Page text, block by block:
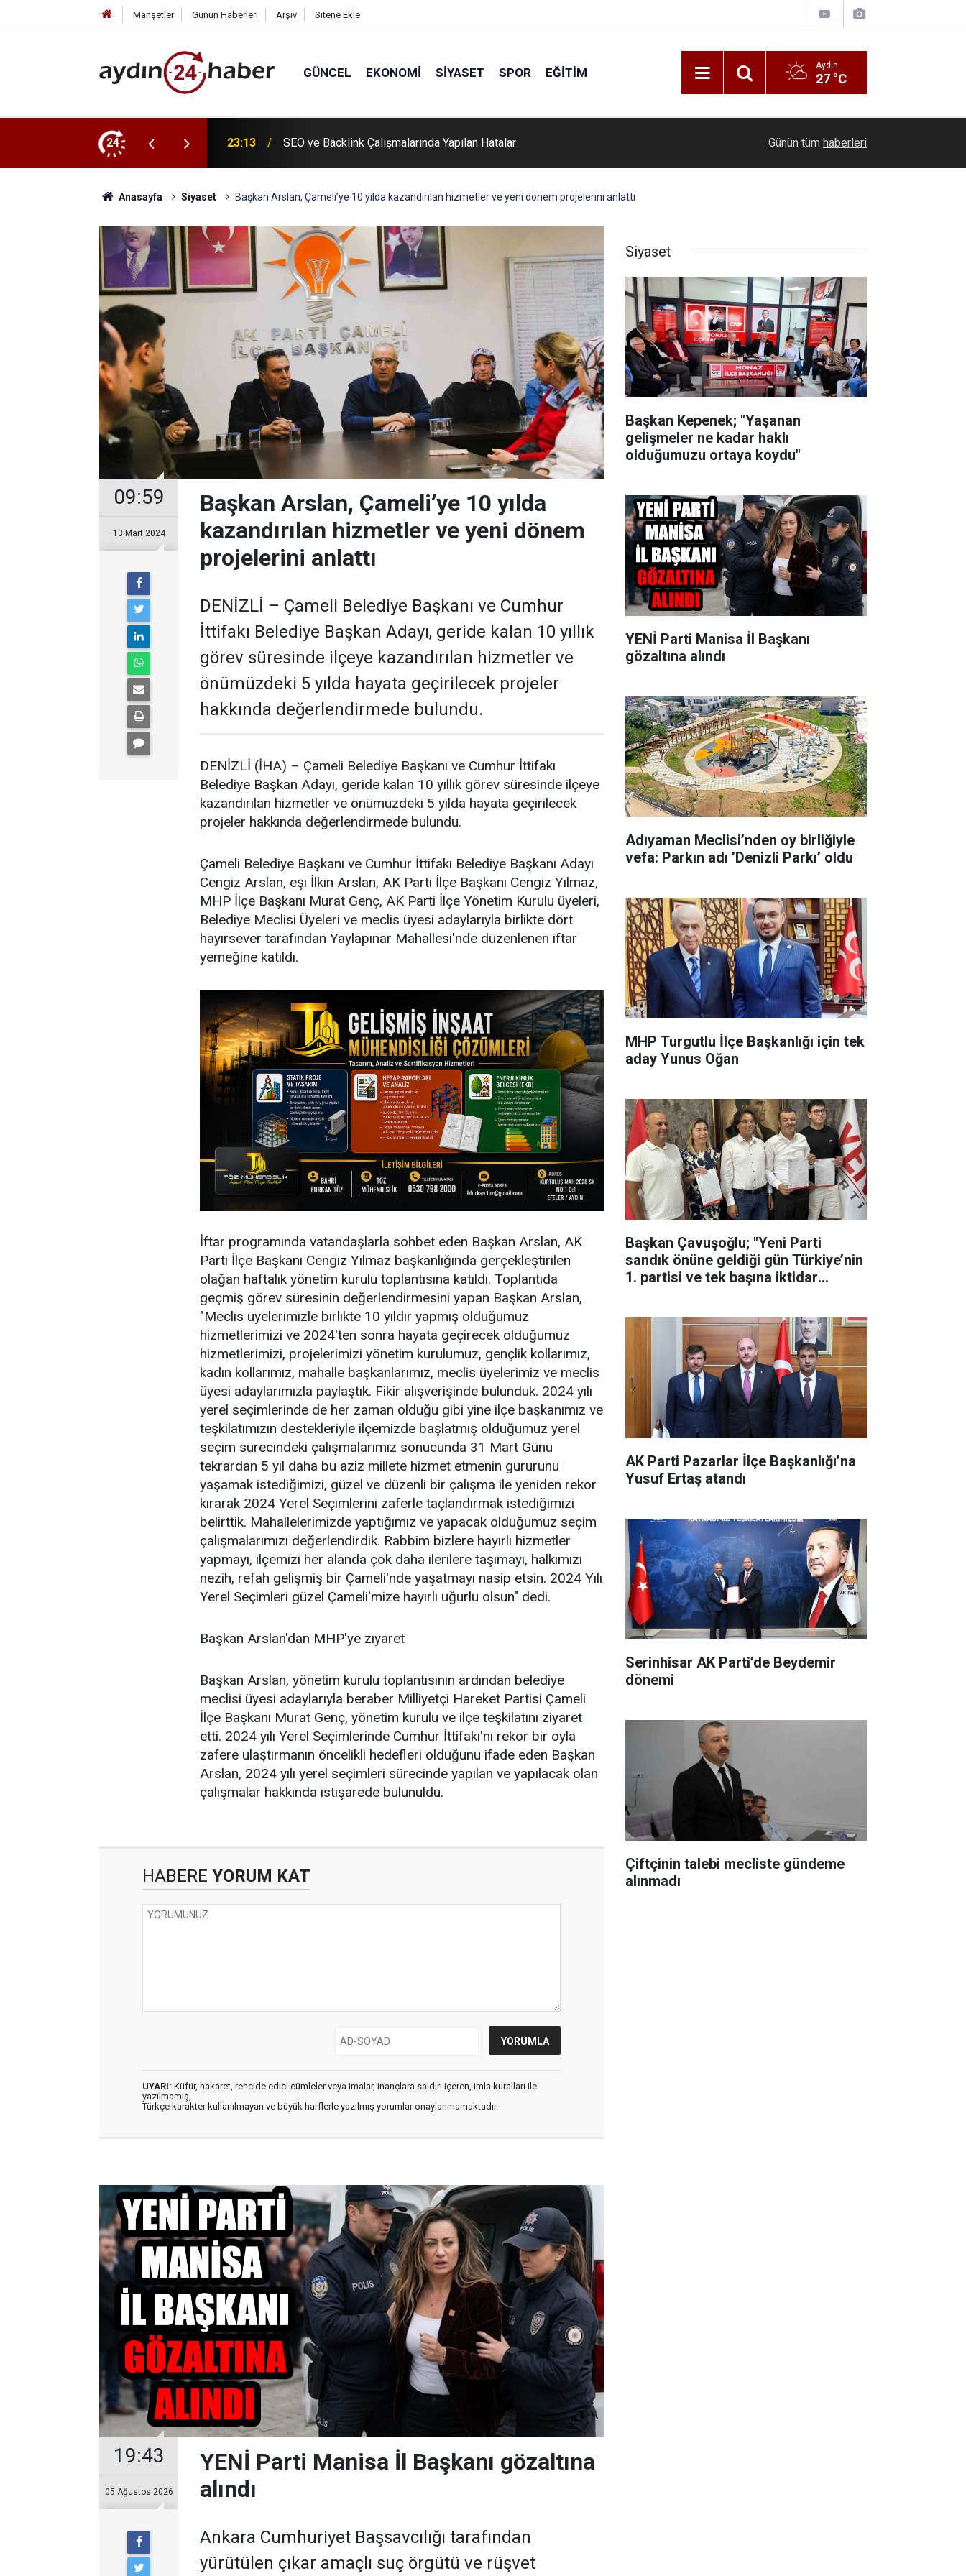
Manşetler Günün Haberleri Arşiv Sitene Ekle
GÜNCEL EKONOMI SIYASET SPOR EĞITIM Aydın
27 °C
24
evinde ölü bulundu 23:13 SEO ve Backlink Çalışmalarında Yapılan Hatalar Seyir halindeki otomobil alevlere teslim oldu
Günün tüm haberleri
Anasayfa Siyaset Başkan Arslan, Çameli’ye 10 yılda kazandırılan hizmetler ve yeni dönem projelerini anlattı
09:59
13 Mart 2024
Başkan Arslan, Çameli’ye 10 yılda
kazandırılan hizmetler ve yeni dönem
projelerini anlattı
DENİZLİ – Çameli Belediye Başkanı ve Cumhur
İttifakı Belediye Başkan Adayı, geride kalan 10 yıllık
görev süresinde ilçeye kazandırılan hizmetler ve
önümüzdeki 5 yılda hayata geçirilecek projeler
hakkında değerlendirmede bulundu.
DENİZLİ (İHA) – Çameli Belediye Başkanı ve Cumhur İttifakı
Belediye Başkan Adayı, geride kalan 10 yıllık görev süresinde ilçeye
kazandırılan hizmetler ve önümüzdeki 5 yılda hayata geçirilecek
projeler hakkında değerlendirmede bulundu.
Çameli Belediye Başkanı ve Cumhur İttifakı Belediye Başkanı Adayı
Cengiz Arslan, eşi İlkin Arslan, AK Parti İlçe Başkanı Cengiz Yılmaz,
MHP İlçe Başkanı Murat Genç, AK Parti İlçe Yönetim Kurulu üyeleri,
Belediye Meclisi Üyeleri ve meclis üyesi adaylarıyla birlikte dört
hayırsever tarafından Yaylapınar Mahallesi'nde düzenlenen iftar
yemeğine katıldı.
İftar programında vatandaşlarla sohbet eden Başkan Arslan, AK
Parti İlçe Başkanı Cengiz Yılmaz başkanlığında gerçekleştirilen
olağan haftalık yönetim kurulu toplantısına katıldı. Toplantıda
geçmiş görev süresinin değerlendirmesini yapan Başkan Arslan,
"Meclis üyelerimizle birlikte 10 yıldır yapmış olduğumuz
hizmetlerimizi ve 2024'ten sonra hayata geçirecek olduğumuz
hizmetlerimizi, projelerimizi yönetim kurulumuz, gençlik kollarımız,
kadın kollarımız, mahalle başkanlarımız, meclis üyelerimiz ve meclis
üyesi adaylarımızla paylaştık. Fikir alışverişinde bulunduk. 2024 yılı
yerel seçimlerinde de her zaman olduğu gibi yine ilçe başkanımız ve
teşkilatımızın destekleriyle ilçemizde başlatmış olduğumuz yerel
seçim sürecindeki çalışmalarımız sonucunda 31 Mart Günü
tekrardan 5 yıl daha bu aziz millete hizmet etmenin gururunu
yaşamak istediğimizi, güzel ve düzenli bir çalışma ile yeniden rekor
kırarak 2024 Yerel Seçimlerini zaferle taçlandırmak istediğimizi
belirttik. Mahallelerimizde yaptığımız ve yapacak olduğumuz seçim
çalışmalarımızı değerlendirdik. Rabbim bizlere hayırlı hizmetler
yapmayı, ilçemizi her alanda çok daha ilerilere taşımayı, halkımızı
nezih, refah gelişmiş bir Çameli'nde yaşatmayı nasip etsin. 2024 Yılı
Yerel Seçimleri güzel Çameli'mize hayırlı uğurlu olsun" dedi.
Başkan Arslan'dan MHP'ye ziyaret
Başkan Arslan, yönetim kurulu toplantısının ardından belediye
meclisi üyesi adaylarıyla beraber Milliyetçi Hareket Partisi Çameli
İlçe Başkanı Murat Genç, yönetim kurulu ve ilçe teşkilatını ziyaret
etti. 2024 yılı Yerel Seçimlerinde Cumhur İttifakı'nı rekor bir oyla
zafere ulaştırmanın öncelikli hedefleri olduğunu ifade eden Başkan
Arslan, 2024 yılı yerel seçimleri sürecinde yapılan ve yapılacak olan
çalışmalar hakkında istişarede bulunuldu.
HABERE YORUM KAT
UYARI: Küfür, hakaret, rencide edici cümleler veya imalar, inançlara saldırı içeren, imla kuralları ile
yazılmamış,
Türkçe karakter kullanılmayan ve büyük harflerle yazılmış yorumlar onaylanmamaktadır.
19:43
05 Ağustos 2026
YENİ Parti Manisa İl Başkanı gözaltına
alındı
Ankara Cumhuriyet Başsavcılığı tarafından
yürütülen çıkar amaçlı suç örgütü ve rüşvet
Siyaset
Başkan Kepenek; "Yaşanan
gelişmeler ne kadar haklı
olduğumuzu ortaya koydu"
YENİ Parti Manisa İl Başkanı
gözaltına alındı
Adıyaman Meclisi’nden oy birliğiyle
vefa: Parkın adı ’Denizli Parkı’ oldu
MHP Turgutlu İlçe Başkanlığı için tek
aday Yunus Oğan
Başkan Çavuşoğlu; "Yeni Parti
sandık önüne geldiği gün Türkiye’nin
1. partisi ve tek başına iktidar
AK Parti Pazarlar İlçe Başkanlığı’na
Yusuf Ertaş atandı
Serinhisar AK Parti’de Beydemir
dönemi
Çiftçinin talebi mecliste gündeme
alınmadı